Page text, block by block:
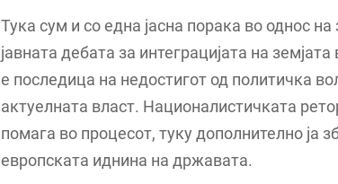
Тука сум и со една јасна порака во однос
јавната дебата за интеграцијата на
е последица на недостигот од политичка
актуелната власт. Националистичката
помага во процесот, туку дополнително ја
европската иднина на државата.